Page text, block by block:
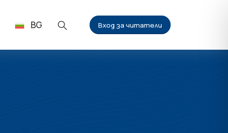
BG Вход за читатели